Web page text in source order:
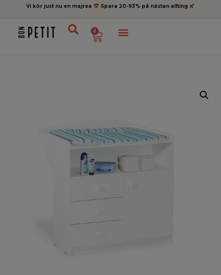
Vi kör just nu en majrea Spara 20-93% på nästan allting
0